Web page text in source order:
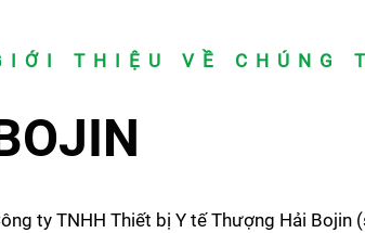
THIỆU VỀ CHÚNG
ty TNHH Thiết bị Y tế Thượng Hải Bojin